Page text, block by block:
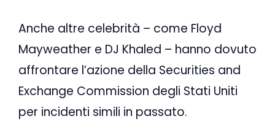
Anche altre celebrità – come Floyd
Mayweather e DJ Khaled – hanno dovuto
affrontare l’azione della Securities and
Exchange Commission degli Stati Uniti
per incidenti simili in passato.